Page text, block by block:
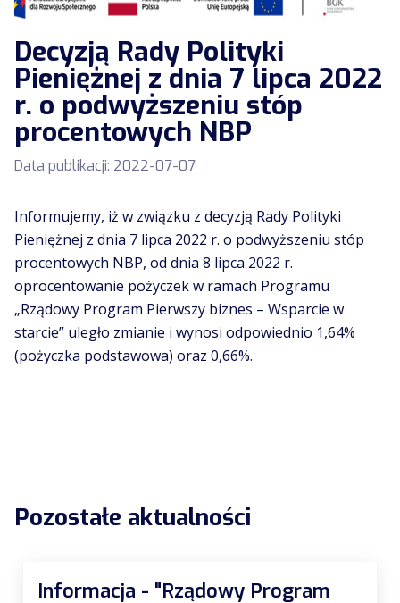
Decyzją Rady Polityki
Pieniężnej z dnia 7 lipca 2022
r. o podwyższeniu stóp
procentowych NBP
Data publikacji: 2022-07-07
Informujemy, iż w związku z decyzją Rady Polityki
Pieniężnej z dnia 7 lipca 2022 r. o podwyższeniu stóp
procentowych NBP, od dnia 8 lipca 2022 r.
oprocentowanie pożyczek w ramach Programu
„Rządowy Program Pierwszy biznes – Wsparcie w
starcie” uległo zmianie i wynosi odpowiednio 1,64%
(pożyczka podstawowa) oraz 0,66%.
Pozostałe aktualności
Informacja - "Rządowy Program